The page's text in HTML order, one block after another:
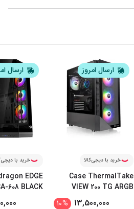
ارسال امروز
خرید با دیجی‌کالا
Case ThermalTake
VIEW 200 TG ARGB
13,500,000
%
10
ارسال
خرید با
EDGE
608 BLACK